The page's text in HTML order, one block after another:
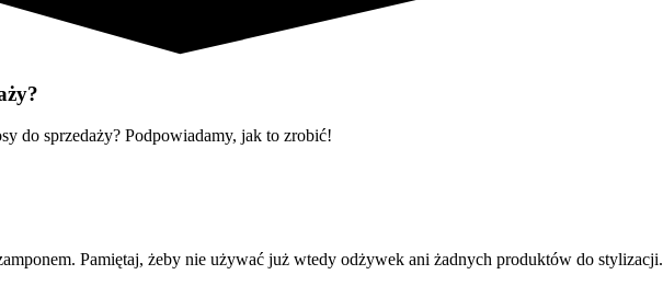
do sprzedaży? Podpowiadamy, jak to zrobić!
Pamiętaj, żeby nie używać już wtedy odżywek ani żadnych produktów do stylizacji.